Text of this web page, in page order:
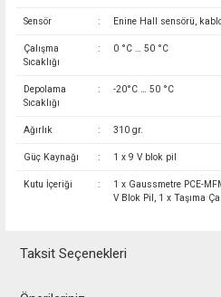
Sensör : Enine Hall sensörü,
Çalışma
Sıcaklığı
: 0 °C … 50 °C
Depolama
Sıcaklığı
: -20°C … 50 °C
Ağırlık : 310 gr.
Güç Kaynağı : 1 x 9 V blok pil
Kutu İçeriği :
1 x Gaussmetre PCE-
V Blok Pil, 1 x Taşıma
Taksit Seçenekleri